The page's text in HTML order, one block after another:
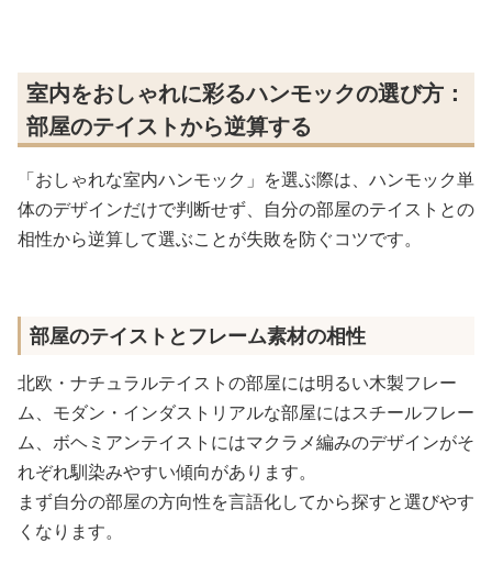
室内をおしゃれに彩るハンモックの選び方：
部屋のテイストから逆算する
「おしゃれな室内ハンモック」を選ぶ際は、ハンモック単
体のデザインだけで判断せず、自分の部屋のテイストとの
相性から逆算して選ぶことが失敗を防ぐコツです。
部屋のテイストとフレーム素材の相性
北欧・ナチュラルテイストの部屋には明るい木製フレー
ム、モダン・インダストリアルな部屋にはスチールフレー
ム、ボヘミアンテイストにはマクラメ編みのデザインがそ
れぞれ馴染みやすい傾向があります。
まず自分の部屋の方向性を言語化してから探すと選びやす
くなります。